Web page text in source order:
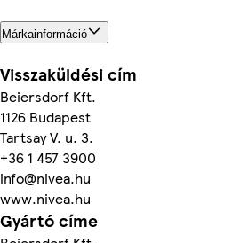
Márkainformáció
Visszaküldési cím
Beiersdorf Kft.
1126 Budapest
Tartsay V. u. 3.
+36 1 457 3900
info@nivea.hu
www.nivea.hu
Gyártó címe